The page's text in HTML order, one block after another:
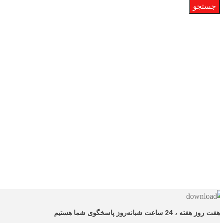
جستجو
هفت روز هفته ، 24 ساعت شبانه‌روز پاسخگوی شما هستیم